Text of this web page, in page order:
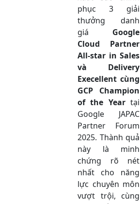
phục 3 giải
thưởng danh
giá Google
Cloud Partner
All-star in Sales
và Delivery
Execellent cùng
GCP Champion
of the Year tại
Google JAPAC
Partner Forum
2025. Thành quả
này là minh
chứng rõ nét
nhất cho năng
lực chuyên môn
vượt trội, cùng